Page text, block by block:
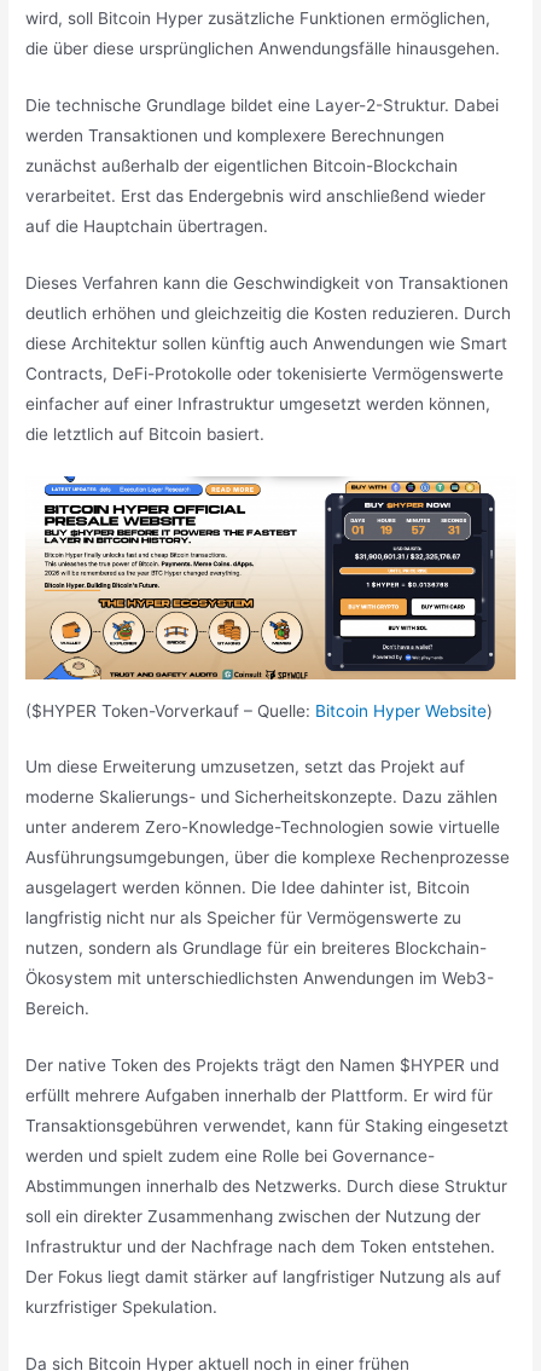
wird, soll Bitcoin Hyper zusätzliche Funktionen ermöglichen,
die über diese ursprünglichen Anwendungsfälle hinausgehen.
Die technische Grundlage bildet eine Layer-2-Struktur. Dabei
werden Transaktionen und komplexere Berechnungen
zunächst außerhalb der eigentlichen Bitcoin-Blockchain
verarbeitet. Erst das Endergebnis wird anschließend wieder
auf die Hauptchain übertragen.
Dieses Verfahren kann die Geschwindigkeit von Transaktionen
deutlich erhöhen und gleichzeitig die Kosten reduzieren. Durch
diese Architektur sollen künftig auch Anwendungen wie Smart
Contracts, DeFi-Protokolle oder tokenisierte Vermögenswerte
einfacher auf einer Infrastruktur umgesetzt werden können,
die letztlich auf Bitcoin basiert.
($HYPER Token-Vorverkauf – Quelle: Bitcoin Hyper Website)
Um diese Erweiterung umzusetzen, setzt das Projekt auf
moderne Skalierungs- und Sicherheitskonzepte. Dazu zählen
unter anderem Zero-Knowledge-Technologien sowie virtuelle
Ausführungsumgebungen, über die komplexe Rechenprozesse
ausgelagert werden können. Die Idee dahinter ist, Bitcoin
langfristig nicht nur als Speicher für Vermögenswerte zu
nutzen, sondern als Grundlage für ein breiteres Blockchain-
Ökosystem mit unterschiedlichsten Anwendungen im Web3-
Bereich.
Der native Token des Projekts trägt den Namen $HYPER und
erfüllt mehrere Aufgaben innerhalb der Plattform. Er wird für
Transaktionsgebühren verwendet, kann für Staking eingesetzt
werden und spielt zudem eine Rolle bei Governance-
Abstimmungen innerhalb des Netzwerks. Durch diese Struktur
soll ein direkter Zusammenhang zwischen der Nutzung der
Infrastruktur und der Nachfrage nach dem Token entstehen.
Der Fokus liegt damit stärker auf langfristiger Nutzung als auf
kurzfristiger Spekulation.
Da sich Bitcoin Hyper aktuell noch in einer frühen